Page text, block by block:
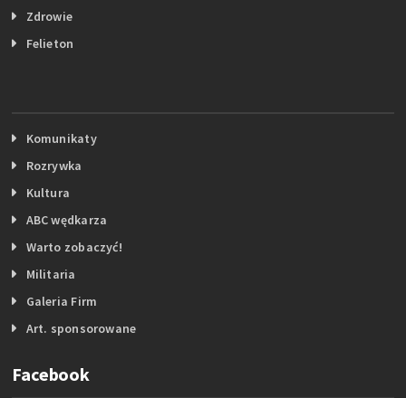
Zdrowie
Felieton
Komunikaty
Rozrywka
Kultura
ABC wędkarza
Warto zobaczyć!
Militaria
Galeria Firm
Art. sponsorowane
Facebook